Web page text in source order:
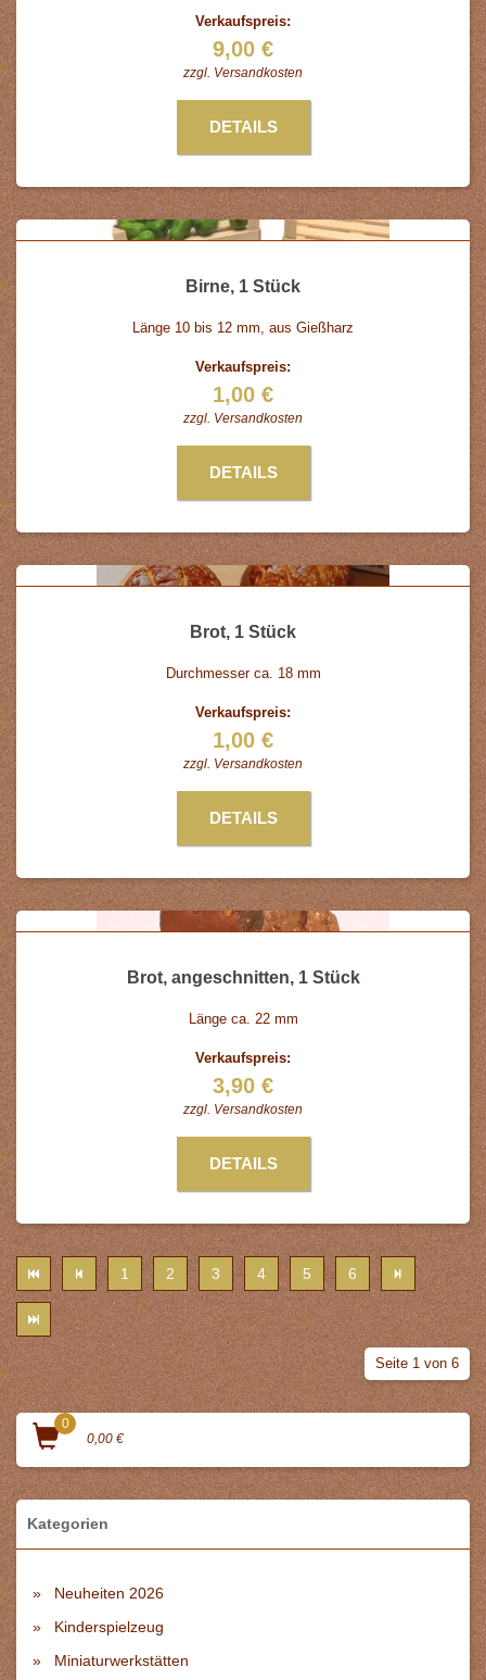
Verkaufspreis:
9,00 €
zzgl. Versandkosten
DETAILS
Birne, 1 Stück
Länge 10 bis 12 mm, aus Gießharz
Verkaufspreis:
1,00 €
zzgl. Versandkosten
DETAILS
Brot, 1 Stück
Durchmesser ca. 18 mm
Verkaufspreis:
1,00 €
zzgl. Versandkosten
DETAILS
Brot, angeschnitten, 1 Stück
Länge ca. 22 mm
Verkaufspreis:
3,90 €
zzgl. Versandkosten
DETAILS
1 2 3 4 5 6
Seite 1 von 6
0
0,00 €
Kategorien
Neuheiten 2026
Kinderspielzeug
Miniaturwerkstätten